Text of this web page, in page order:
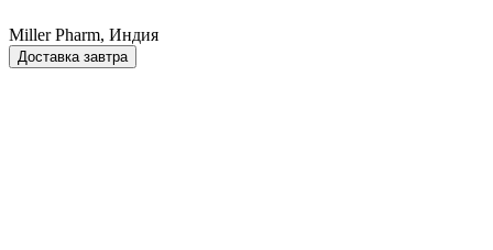
Miller Pharm, Индия
Доставка завтра